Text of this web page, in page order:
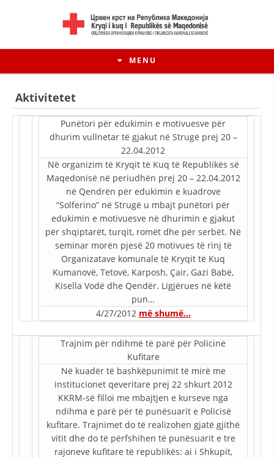
MENU
HISTORIA E LËVIZJES
HISTORIA E KRYQIT TË KUQ
STRUKTURA E ORGANIZATËS
KONTAKT INFORMACIONE
LIGJI I KRYQIT TË KUQ
STATUTI I KRYQIT TË KUQ
Aktivitetet
Punëtori për edukimin e motivuesve për
dhurim vullnetar të gjakut në Strugë prej 20 –
22.04.2012
Në organizim të Kryqit të Kuq të Republikës së
Maqedonisë në periudhën prej 20 – 22.04.2012
në Qendrën për edukimin e kuadrove
“Solferino” në Strugë u mbajt punëtori për
edukimin e motivuesve në dhurimin e gjakut
për shqiptarët, turqit, romët dhe për serbët. Në
seminar morën pjesë 20 motivues të rinj të
Organizatave komunale të Kryqit të Kuq
Kumanovë, Tetovë, Karposh, Çair, Gazi Babë,
Kisella Vodë dhe Qendër. Ligjërues në këtë
pun…
4/27/2012 më shumë…
Trajnim për ndihmë të parë për Policinë
Kufitare
Në kuadër të bashkëpunimit të mirë me
institucionet qeveritare prej 22 shkurt 2012
KKRM-së filloi me mbajtjen e kurseve nga
ndihma e parë për të punësuarit e Policisë
kufitare. Trajnimet do të realizohen gjatë gjithë
vitit dhe do të përfshihen të punësuarit e tre
rajoneve kufitare të republikës: ai i Shkupit,